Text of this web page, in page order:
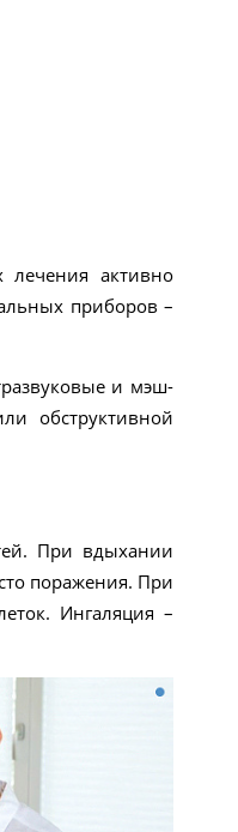
активно
приборов –
и мэш-
обструктивной
При вдыхании
поражения. При
Ингаляция –